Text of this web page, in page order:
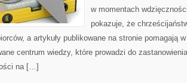
w momentach
pokazuje, że
a artykuły publikowane na stronie pomagają
centrum wiedzy, które prowadzi do
na […]